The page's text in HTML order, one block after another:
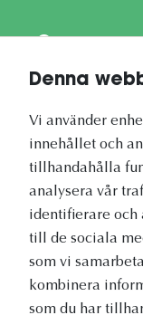
Denna
Vi använder
innehållet och
tillhandahålla
analysera vår
identifierare och
till de sociala
som vi
kombinera
som du har